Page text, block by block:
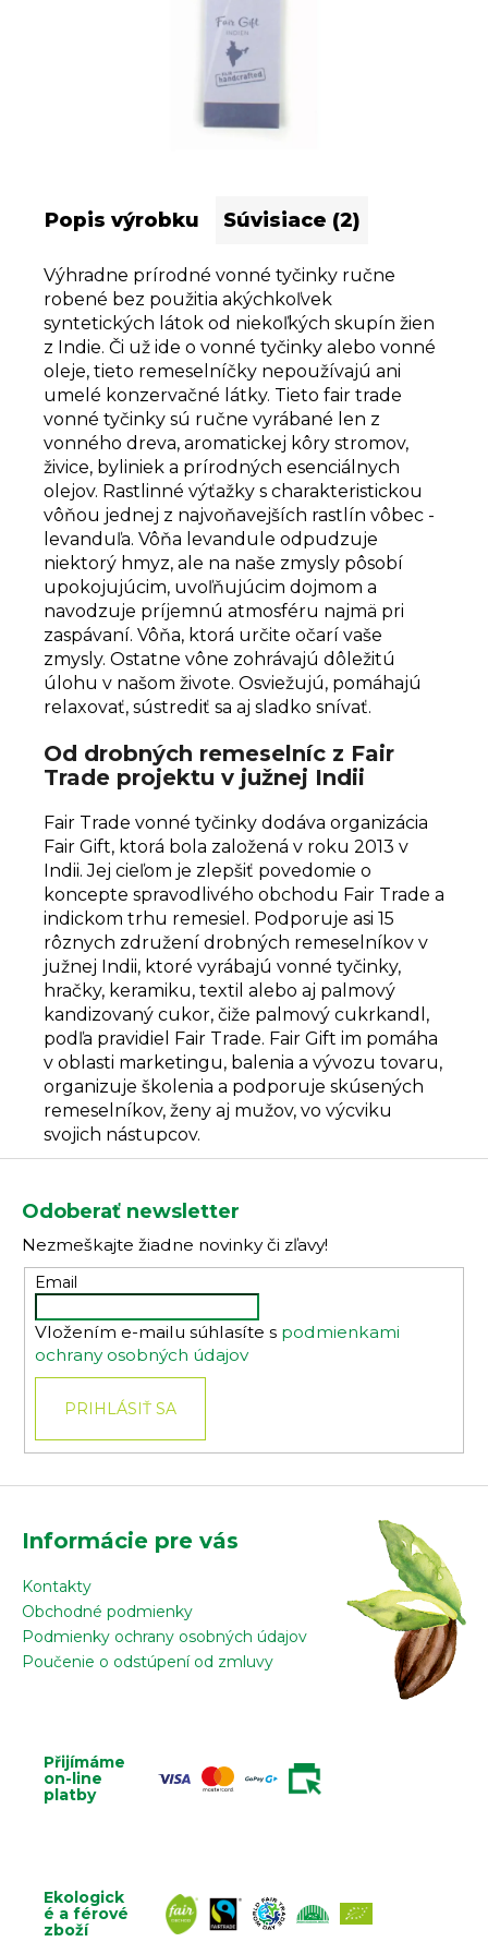
Popis výrobku Súvisiace (2)
Výhradne prírodné vonné tyčinky ručne
robené bez použitia akýchkoľvek
syntetických látok od niekoľkých skupín žien
z Indie. Či už ide o vonné tyčinky alebo vonné
oleje, tieto remeselníčky nepoužívajú ani
umelé konzervačné látky. Tieto fair trade
vonné tyčinky sú ručne vyrábané len z
vonného dreva, aromatickej kôry stromov,
živice, byliniek a prírodných esenciálnych
olejov. Rastlinné výťažky s charakteristickou
vôňou jednej z najvoňavejších rastlín vôbec -
levanduľa. Vôňa levandule odpudzuje
niektorý hmyz, ale na naše zmysly pôsobí
upokojujúcim, uvoľňujúcim dojmom a
navodzuje príjemnú atmosféru najmä pri
zaspávaní. Vôňa, ktorá určite očarí vaše
zmysly. Ostatne vône zohrávajú dôležitú
úlohu v našom živote. Osviežujú, pomáhajú
relaxovať, sústrediť sa aj sladko snívať.
Od drobných remeselníc z Fair
Trade projektu v južnej Indii
Fair Trade vonné tyčinky dodáva organizácia
Fair Gift, ktorá bola založená v roku 2013 v
Indii. Jej cieľom je zlepšiť povedomie o
koncepte spravodlivého obchodu Fair Trade a
indickom trhu remesiel. Podporuje asi 15
rôznych združení drobných remeselníkov v
južnej Indii, ktoré vyrábajú vonné tyčinky,
hračky, keramiku, textil alebo aj palmový
kandizovaný cukor, čiže palmový cukrkandl,
podľa pravidiel Fair Trade. Fair Gift im pomáha
v oblasti marketingu, balenia a vývozu tovaru,
organizuje školenia a podporuje skúsených
remeselníkov, ženy aj mužov, vo výcviku
svojich nástupcov.
Odoberať newsletter
Nezmeškajte žiadne novinky či zľavy!
Email
Vložením e-mailu súhlasíte s podmienkami
ochrany osobných údajov
PRIHLÁSIŤ SA
Informácie pre vás
Kontakty
Obchodné podmienky
Podmienky ochrany osobných údajov
Poučenie o odstúpení od zmluvy
Přijímáme
on-line
platby
Ekologick
é a férové
zboží